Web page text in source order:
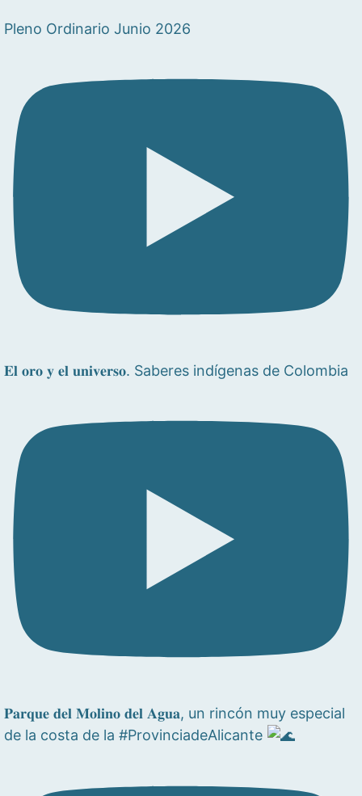
Pleno Ordinario Junio 2026
𝐄𝐥 𝐨𝐫𝐨 𝐲 𝐞𝐥 𝐮𝐧𝐢𝐯𝐞𝐫𝐬𝐨. Saberes indígenas de Colombia
𝐏𝐚𝐫𝐪𝐮𝐞 𝐝𝐞𝐥 𝐌𝐨𝐥𝐢𝐧𝐨 𝐝𝐞𝐥 𝐀𝐠𝐮𝐚, un rincón muy especial
de la costa de la #ProvinciadeAlicante